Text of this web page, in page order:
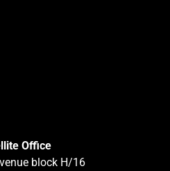
Office
block H/16